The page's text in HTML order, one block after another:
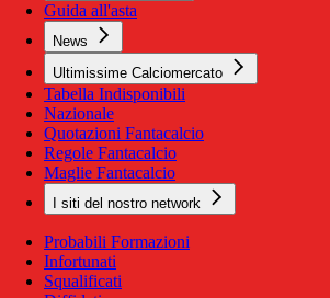
Guida all'asta
News
Ultimissime Calciomercato
Tabella Indisponibili
Nazionale
Quotazioni Fantacalcio
Regole Fantacalcio
Maglie Fantacalcio
I siti del nostro network
Probabili Formazioni
Infortunati
Squalificati